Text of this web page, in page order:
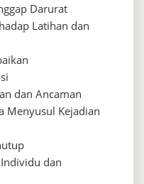
Darurat
Latihan dan
dan Ancaman
Menyusul Kejadian
dan